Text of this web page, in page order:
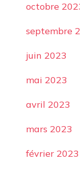
octobre
septembre
juin 2023
mai 2023
avril 2023
mars 2023
février 2023